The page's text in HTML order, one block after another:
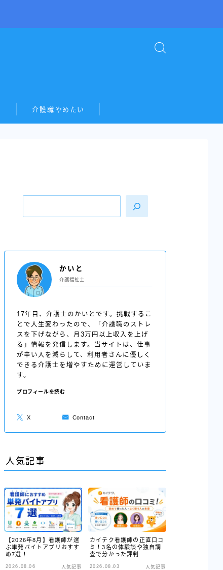
介護職やめたい
かいと
介護福祉士
17年目、介護士のかいとです。挑戦するこ
とで人生変わったので、「介護職のストレ
スを下げながら、月3万円以上収入を上げ
る」情報を発信します。当サイトは、仕事
が辛い人を減らして、利用者さんに優しく
できる介護士を増やすために運営していま
す。
プロフィールを読む
X Contact
人気記事
【2026年8月】看護師が選
ぶ単発バイトアプリおすす
め7選！
2026.08.06 人気記事
カイテク看護師の正直口コ
ミ！3名の体験談や独自調
査で分かった評判
2026.08.03 人気記事